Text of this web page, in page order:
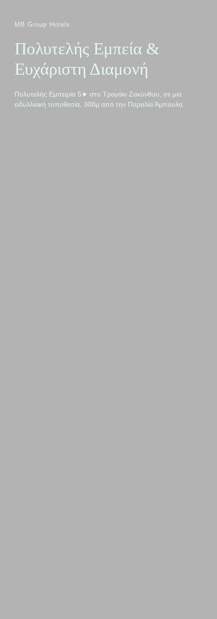
MB Group Hotels
Πολυτελής Εμπεία &
Ευχάριστη Διαμονή
Πολυτελής Εμπειρία 5★ στο Τραγάκι Ζακύνθου, σε μια
ειδυλλιακή τοποθεσία, 300μ από την Παραλία Άμπουλα.